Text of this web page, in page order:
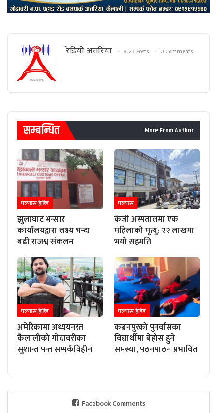
रेडियाे अत्तरिया 8123 Posts 0 Comments
सम्बन्धित More From Author
फ्ल्यास हेडिङ
झुलाघाट भन्सार
कार्यालयद्वारा लक्ष्य भन्दा
बढी राजश्व संकलन
फ्ल्यास
केजी अस्पतालमा एक
महिलाको मृत्यु: २२ लाखमा
भयो सहमति
फ्ल्यास हेडिङ
अमेरिकामा अध्ययनरत
कैलालीको गोदावरीका
सुशान्त पन्त सम्पर्कविहीन
फ्ल्यास हेडिङ
कञ्चनपुरको पुनर्वासका
विद्यार्थीमा बेहोस हुने
समस्या, पठनपाठन प्रभावित
Facebook Comments